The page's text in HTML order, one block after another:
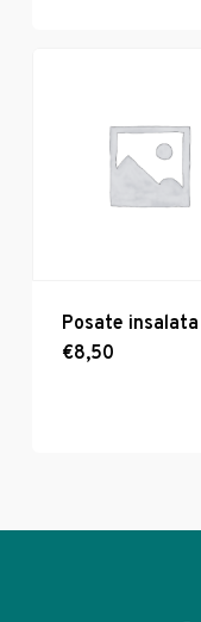
possono
essere
scelte
Posate insalata
€8,50